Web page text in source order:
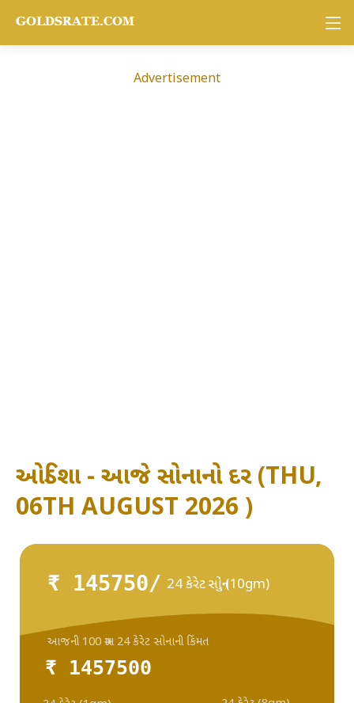
Advertisement
ઓડિશા - આજે સોનાનો દર (THU,
06TH AUGUST 2026 )
₹ 145750/ 24 કેરેટ સોનું (10gm)
₹ 1457500
આજની 100 ગ્રામ 24 કેરેટ સોનાની કિંમત